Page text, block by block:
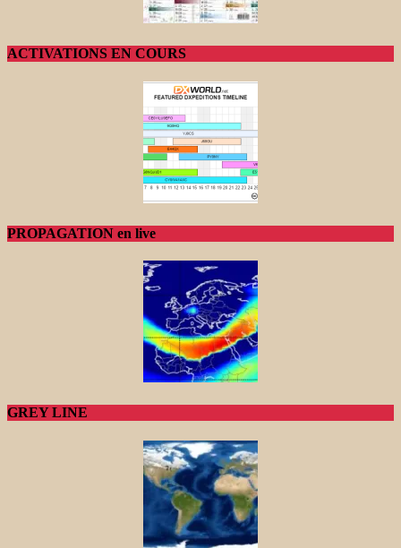
ACTIVATIONS EN COURS
PROPAGATION en live
GREY LINE